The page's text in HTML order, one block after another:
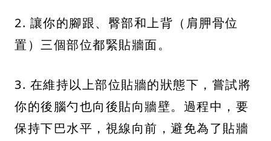
2. 讓你的腳跟、臀部和上背（肩胛骨位
置）三個部位都緊貼牆面。
3. 在維持以上部位貼牆的狀態下，嘗試將
你的後腦勺也向後貼向牆壁。過程中，要
保持下巴水平，視線向前，避免為了貼牆